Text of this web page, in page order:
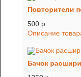
Повторители
500 p.
Описание
Бачок